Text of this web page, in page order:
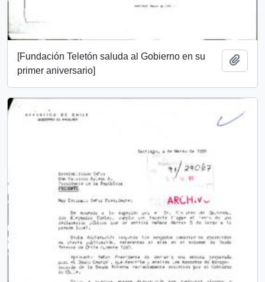
[Fundación Teletón saluda al Gobierno en su
primer aniversario]